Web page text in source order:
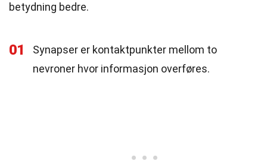
betydning bedre.
01
Synapser er kontaktpunkter mellom to
nevroner hvor informasjon overføres.